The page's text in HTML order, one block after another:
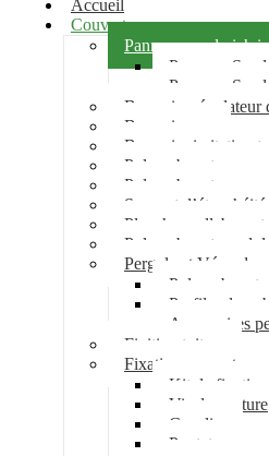
Accueil
Couverture
Panneau sandwich
Panneau
Panneau
Bac acier régulateur
Bac acier sec
Bac acier imitation
Polycarbonate pour
Polycarbonate
Support d’étanchéité
Plancher collaborant
Polycarbonate
Pergola et Véranda
Profil
Accessoires
Finition toiture
Fixation couverture
Kit de fixation
Vis de couture
Cavalier
Pontet